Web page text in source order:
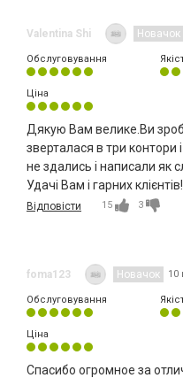
Valentina Shi Новачок
Обслуговування
Ціна
Дякую Вам велике.Ви
зверталася в три контори
не здались і написали як
Удачі Вам і гарних
Відповісти 15 3
foma123 Новачок 10
Обслуговування
Ціна
Спасибо огромное за